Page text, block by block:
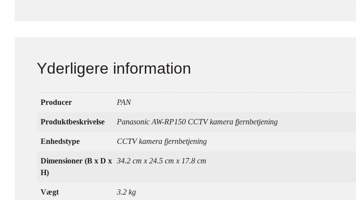
Yderligere information
Producer PAN
Produktbeskrivelse Panasonic AW-RP150 CCTV kamera fjernbetjening
Enhedstype CCTV kamera fjernbetjening
Dimensioner (B x D x
H)
34.2 cm x 24.5 cm x 17.8 cm
Vægt 3.2 kg